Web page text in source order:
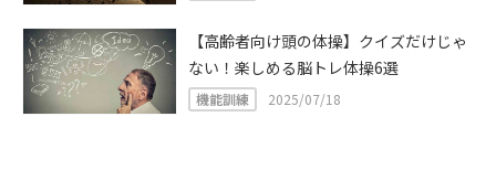
【高齢者向け頭の体操】クイズだけじゃ
ない！楽しめる脳トレ体操6選
機能訓練 2025/07/18